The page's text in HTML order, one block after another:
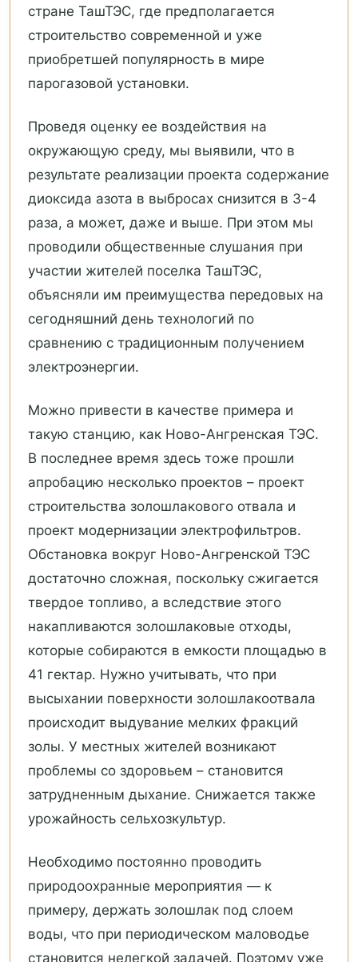
стране ТашТЭС, где предполагается
строительство современной и уже
приобретшей популярность в мире
парогазовой установки.
Проведя оценку ее воздействия на
окружающую среду, мы выявили, что в
результате реализации проекта содержание
диоксида азота в выбросах снизится в 3-4
раза, а может, даже и выше. При этом мы
проводили общественные слушания при
участии жителей поселка ТашТЭС,
объясняли им преимущества передовых на
сегодняшний день технологий по
сравнению с традиционным получением
электроэнергии.
Можно привести в качестве примера и
такую станцию, как Ново-Ангренская ТЭС.
В последнее время здесь тоже прошли
апробацию несколько проектов – проект
строительства золошлакового отвала и
проект модернизации электрофильтров.
Обстановка вокруг Ново-Ангренской ТЭС
достаточно сложная, поскольку сжигается
твердое топливо, а вследствие этого
накапливаются золошлаковые отходы,
которые собираются в емкости площадью в
41 гектар. Нужно учитывать, что при
высыхании поверхности золошлакоотвала
происходит выдувание мелких фракций
золы. У местных жителей возникают
проблемы со здоровьем – становится
затрудненным дыхание. Снижается также
урожайность сельхозкультур.
Необходимо постоянно проводить
природоохранные мероприятия — к
примеру, держать золошлак под слоем
воды, что при периодическом маловодье
становится нелегкой задачей. Поэтому уже